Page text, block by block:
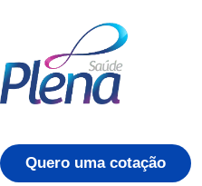
conteúdo
Quero uma cotação